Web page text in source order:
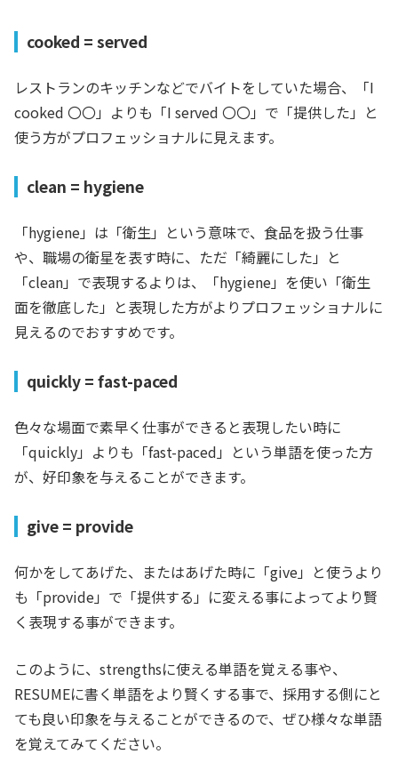
cooked = served
レストランのキッチンなどでバイトをしていた場合、「I
cooked 〇〇」よりも「I served 〇〇」で「提供した」と
使う方がプロフェッショナルに見えます。
clean = hygiene
「hygiene」は「衛生」という意味で、食品を扱う仕事
や、職場の衛星を表す時に、ただ「綺麗にした」と
「clean」で表現するよりは、「hygiene」を使い「衛生
面を徹底した」と表現した方がよりプロフェッショナルに
見えるのでおすすめです。
quickly = fast-paced
色々な場面で素早く仕事ができると表現したい時に
「quickly」よりも「fast-paced」という単語を使った方
が、好印象を与えることができます。
give = provide
何かをしてあげた、またはあげた時に「give」と使うより
も「provide」で「提供する」に変える事によってより賢
く表現する事ができます。
このように、strengthsに使える単語を覚える事や、
RESUMEに書く単語をより賢くする事で、採用する側にと
ても良い印象を与えることができるので、ぜひ様々な単語
を覚えてみてください。